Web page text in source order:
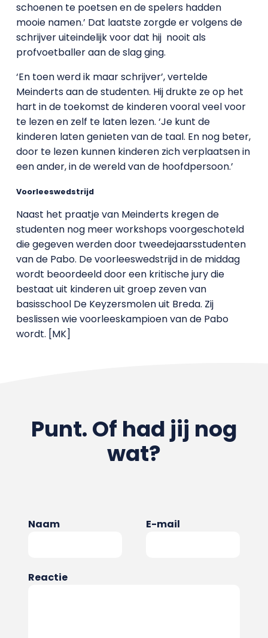
schoenen te poetsen en de spelers hadden
mooie namen.’ Dat laatste zorgde er volgens de
schrijver uiteindelijk voor dat hij nooit als
profvoetballer aan de slag ging.
‘En toen werd ik maar schrijver’, vertelde
Meinderts aan de studenten. Hij drukte ze op het
hart in de toekomst de kinderen vooral veel voor
te lezen en zelf te laten lezen. ‘Je kunt de
kinderen laten genieten van de taal. En nog beter,
door te lezen kunnen kinderen zich verplaatsen in
een ander, in de wereld van de hoofdpersoon.’
Voorleeswedstrijd
Naast het praatje van Meinderts kregen de
studenten nog meer workshops voorgeschoteld
die gegeven werden door tweedejaarsstudenten
van de Pabo. De voorleeswedstrijd in de middag
wordt beoordeeld door een kritische jury die
bestaat uit kinderen uit groep zeven van
basisschool De Keyzersmolen uit Breda. Zij
beslissen wie voorleeskampioen van de Pabo
wordt. [MK]
Punt. Of had jij nog
wat?
Naam E-mail
Reactie